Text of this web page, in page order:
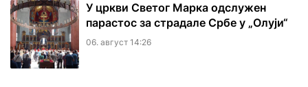
У цркви Светог Марка одслужен
парастос за страдале Србе у „Олуји“
06. август 14:26